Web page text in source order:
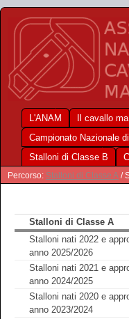
L'ANAM Il cavallo
Campionato Nazionale
Stalloni di Classe B
Percorso: Stalloni di Classe A /
Stalloni di Classe A
Stalloni nati 2022 e
anno 2025/2026
Stalloni nati 2021 e
anno 2024/2025
Stalloni nati 2020 e
anno 2023/2024